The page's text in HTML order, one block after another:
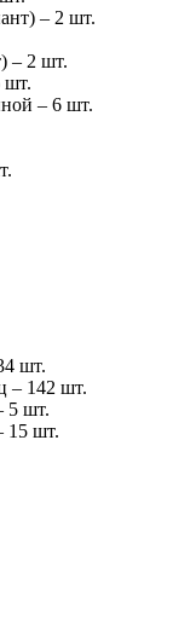
– 2 шт.
– 2 шт.
шт.
– 6 шт.
шт.
– 142 шт.
5 шт.
15 шт.